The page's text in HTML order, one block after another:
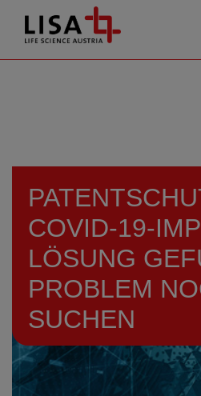
COVID-19-
LÖSUNG
PROBLEM
SUCHEN
Resources News